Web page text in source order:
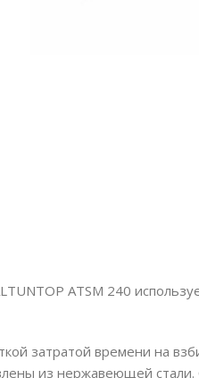
ATSM 240
затратой времени на
из нержавеющей стали.